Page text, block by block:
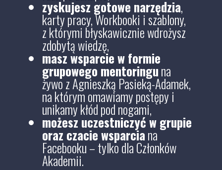
zyskujesz gotowe narzędzia,
karty pracy, Workbooki i szablony,
z którymi błyskawicznie wdrożysz
zdobytą wiedzę,
masz wsparcie w formie
grupowego mentoringuna
żywo z Agnieszką Pasieką-Adamek,
na którym omawiamy postępy i
unikamy kłód pod nogami,
możesz uczestniczyć w grupie
oraz czacie wsparciana
Facebooku – tylko dla Członków
Akademii.